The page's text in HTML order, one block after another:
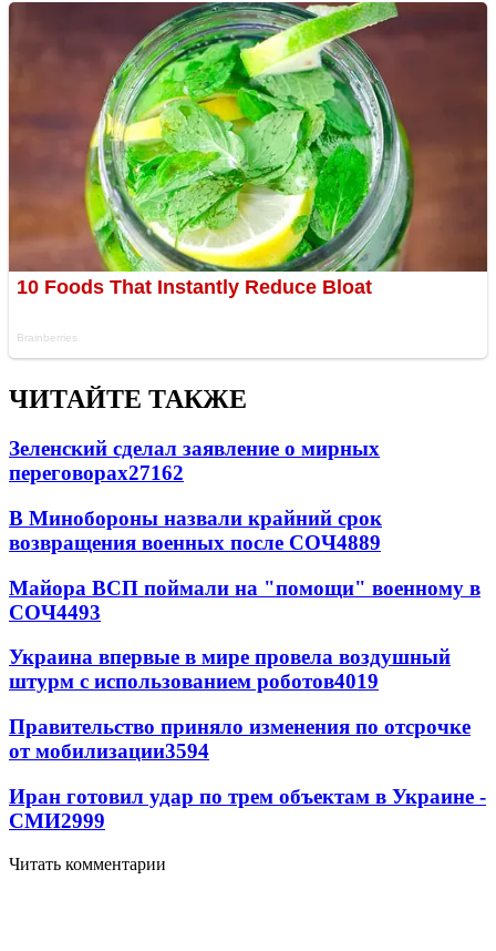
ЧИТАЙТЕ ТАКЖЕ
Зеленский сделал заявление о мирных
переговорах27162
В Минобороны назвали крайний срок
возвращения военных после СОЧ4889
Майора ВСП поймали на "помощи" военному в
СОЧ4493
Украина впервые в мире провела воздушный
штурм с использованием роботов4019
Правительство приняло изменения по отсрочке
от мобилизации3594
Иран готовил удар по трем объектам в Украине -
СМИ2999
Читать комментарии